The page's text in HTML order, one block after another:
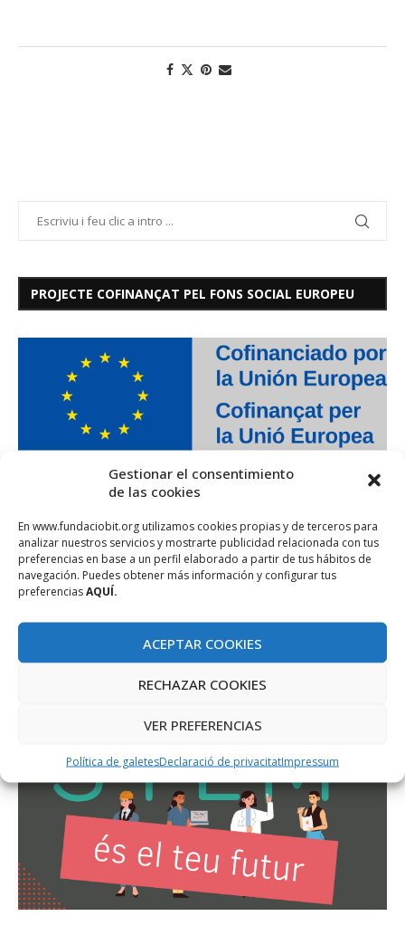
Gestionar el consentimiento
de las cookies
En www.fundaciobit.org utilizamos cookies propias y de terceros para
analizar nuestros servicios y mostrarte publicidad relacionada con tus
preferencias en base a un perfil elaborado a partir de tus hábitos de
navegación. Puedes obtener más información y configurar tus
preferenciasAQUÍ.
ACEPTAR COOKIES
RECHAZAR COOKIES
VER PREFERENCIAS
Política de galetesDeclaració de privacitatImpressum
PROJECTE COFINANÇAT PEL FONS SOCIAL EUROPEU